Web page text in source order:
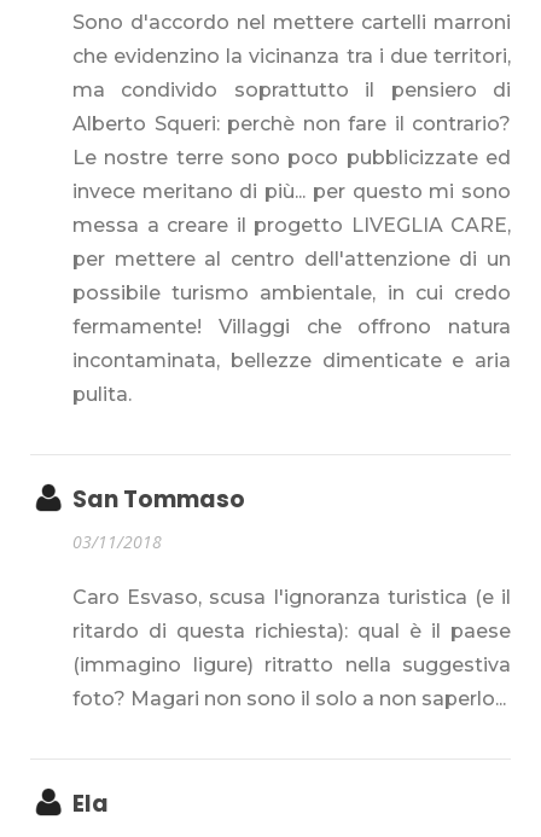
Sono d'accordo nel mettere cartelli marroni
che evidenzino la vicinanza tra i due territori,
ma condivido soprattutto il pensiero di
Alberto Squeri: perchè non fare il contrario?
Le nostre terre sono poco pubblicizzate ed
invece meritano di più... per questo mi sono
messa a creare il progetto LIVEGLIA CARE,
per mettere al centro dell'attenzione di un
possibile turismo ambientale, in cui credo
fermamente! Villaggi che offrono natura
incontaminata, bellezze dimenticate e aria
pulita.
San Tommaso
03/11/2018
Caro Esvaso, scusa l'ignoranza turistica (e il
ritardo di questa richiesta): qual è il paese
(immagino ligure) ritratto nella suggestiva
foto? Magari non sono il solo a non saperlo...
Ela